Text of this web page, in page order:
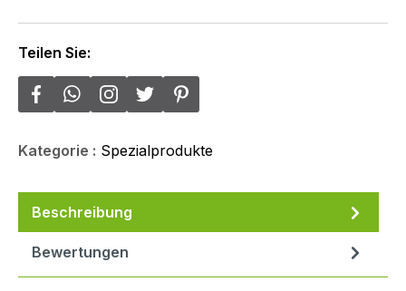
Teilen Sie:
Kategorie : Spezialprodukte
Beschreibung
Bewertungen